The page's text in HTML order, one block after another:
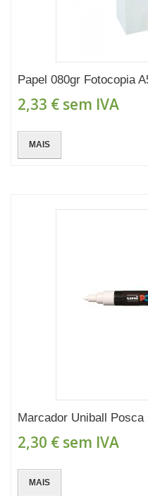
Papel 080gr Fotocopia
2,33 € sem IVA
MAIS
Marcador Uniball
2,30 € sem IVA
MAIS